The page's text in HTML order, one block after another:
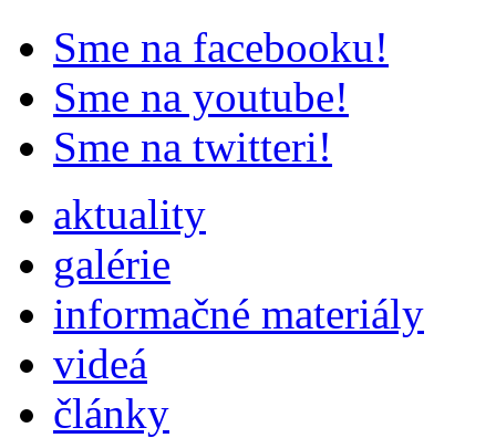
Sme na facebooku!
Sme na youtube!
Sme na twitteri!
aktuality
galérie
informačné materiály
videá
články